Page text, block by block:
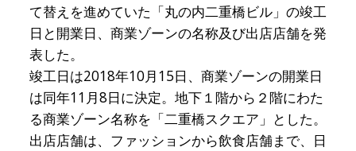
て替えを進めていた「丸の内二重橋ビル」の竣工
日と開業日、商業ゾーンの名称及び出店店舗を発
表した。
竣工日は2018年10月15日、商業ゾーンの開業日
は同年11月8日に決定。地下１階から２階にわた
る商業ゾーン名称を「二重橋スクエア」とした。
出店店舗は、ファッションから飲食店舗まで、日